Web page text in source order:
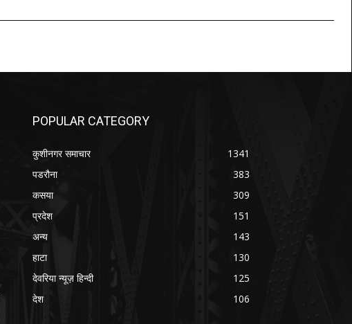
POPULAR CATEGORY
कुशीनगर समाचार
1341
पडरौना
383
कसया
309
प्रदेश
151
अन्य
143
हाटा
130
देवरिया न्यूज़ हिन्दी
125
देश
106